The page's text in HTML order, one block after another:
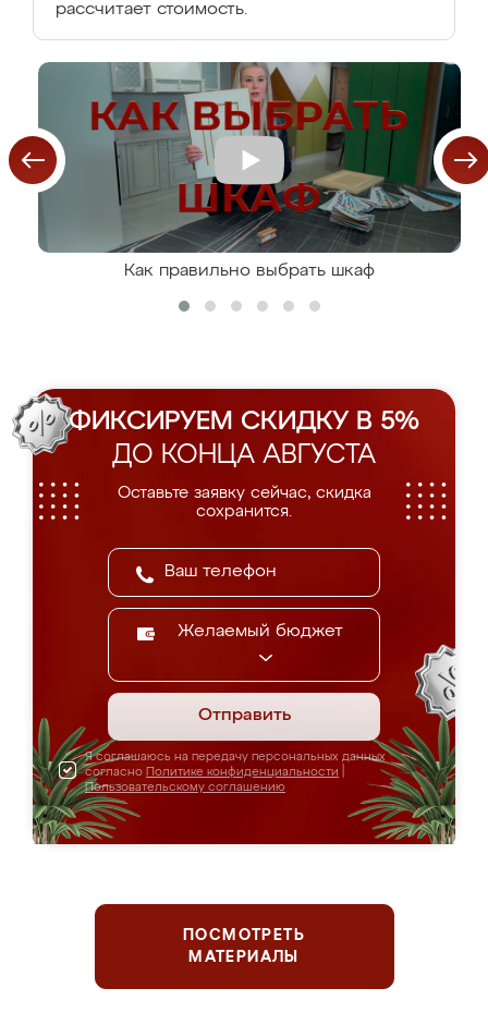
рассчитает стоимость.
Как правильно выбрать шкаф
ФИКСИРУЕМ СКИДКУ В 5%
ДО КОНЦА АВГУСТА
Оставьте заявку сейчас, скидка
сохранится.
Желаемый бюджет
Отправить
Я соглашаюсь на передачу персональных данных
согласно Политике конфиденциальности
Пользовательскому соглашению
ПОСМОТРЕТЬ
МАТЕРИАЛЫ